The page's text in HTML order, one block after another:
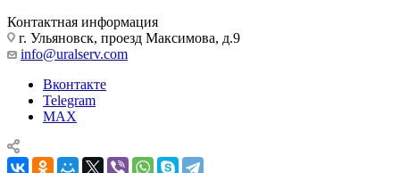
Контактная информация
г. Ульяновск, проезд Максимова, д.9
info@uralserv.com
Вконтакте
Telegram
MAX